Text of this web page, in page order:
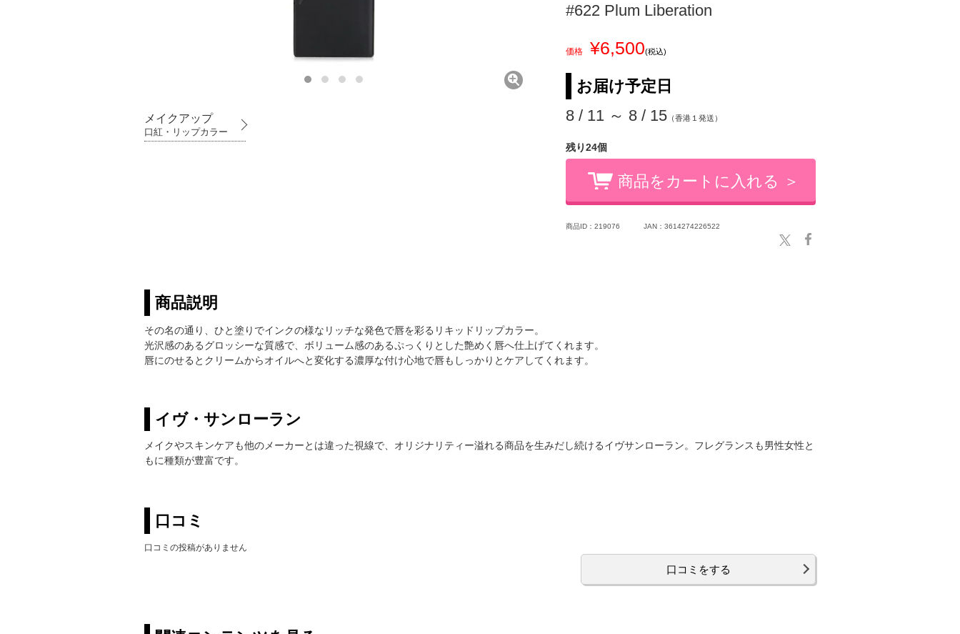
メイクアップ
口紅・リップカラー
#622 Plum Liberation
価格 ¥6,500(税込)
お届け予定日
8 / 11 ～ 8 / 15 （香港１発送）
残り24個
商品をカートに入れる ＞
商品ID：219076 JAN：3614274226522
商品説明
その名の通り、ひと塗りでインクの様なリッチな発色で唇を彩るリキッドリップカラー。
光沢感のあるグロッシーな質感で、ボリューム感のあるぷっくりとした艶めく唇へ仕上げてくれます。
唇にのせるとクリームからオイルへと変化する濃厚な付け心地で唇もしっかりとケアしてくれます。
イヴ・サンローラン
メイクやスキンケアも他のメーカーとは違った視線で、オリジナリティー溢れる商品を生みだし続けるイヴサンローラン。フレグランスも男性女性と
もに種類が豊富です。
口コミ
口コミの投稿がありません
口コミをする